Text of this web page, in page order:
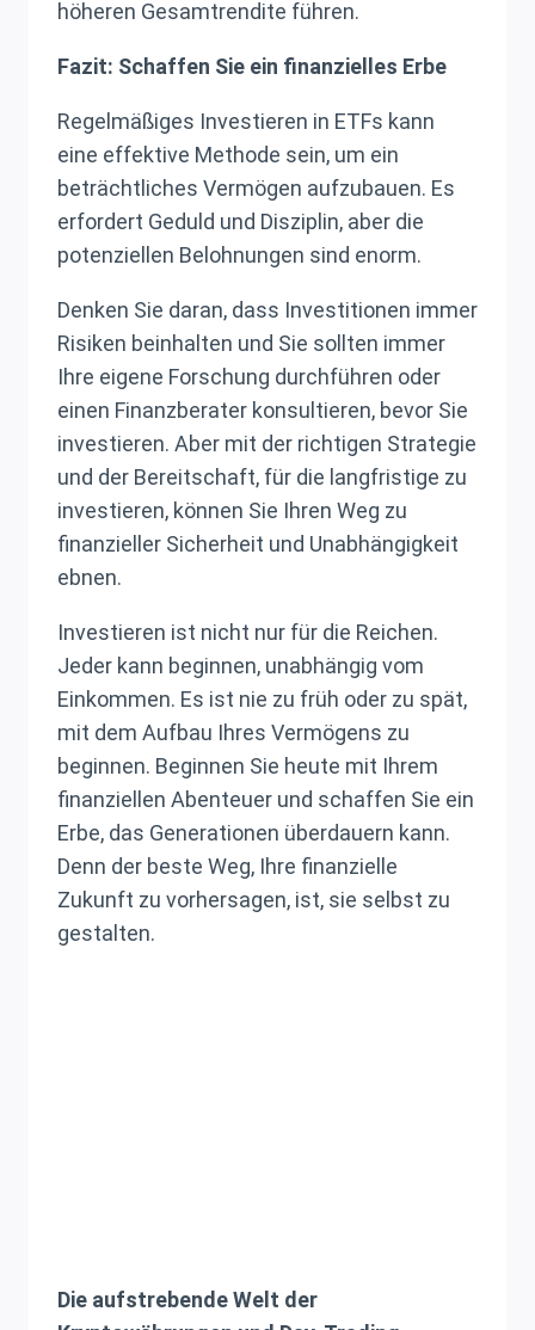
höheren Gesamtrendite führen.
Fazit: Schaffen Sie ein finanzielles Erbe
Regelmäßiges Investieren in ETFs kann
eine effektive Methode sein, um ein
beträchtliches Vermögen aufzubauen. Es
erfordert Geduld und Disziplin, aber die
potenziellen Belohnungen sind enorm.
Denken Sie daran, dass Investitionen immer
Risiken beinhalten und Sie sollten immer
Ihre eigene Forschung durchführen oder
einen Finanzberater konsultieren, bevor Sie
investieren. Aber mit der richtigen Strategie
und der Bereitschaft, für die langfristige zu
investieren, können Sie Ihren Weg zu
finanzieller Sicherheit und Unabhängigkeit
ebnen.
Investieren ist nicht nur für die Reichen.
Jeder kann beginnen, unabhängig vom
Einkommen. Es ist nie zu früh oder zu spät,
mit dem Aufbau Ihres Vermögens zu
beginnen. Beginnen Sie heute mit Ihrem
finanziellen Abenteuer und schaffen Sie ein
Erbe, das Generationen überdauern kann.
Denn der beste Weg, Ihre finanzielle
Zukunft zu vorhersagen, ist, sie selbst zu
gestalten.
Die aufstrebende Welt der